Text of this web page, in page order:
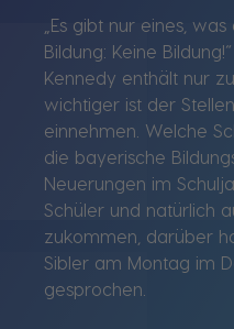
„Es gibt nur eines,
Bildung: Keine
Kennedy enthält nur
wichtiger ist der
einnehmen. Welche
die bayerische
Neuerungen im
Schüler und natürlich
zukommen, darüber
Sibler am Montag im
gesprochen.